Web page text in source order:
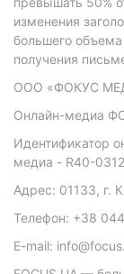
изменения
большего
получения
ООО «ФОКУС
Онлайн-медиа
Идентификатор
медиа - R40-
Адрес: 01133, г.
Телефон: +38
E-mail: